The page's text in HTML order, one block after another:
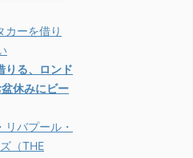
カーを借り
りる、ロンド
休みにビー
バプール・
（THE